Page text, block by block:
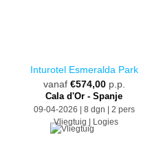
Inturotel Esmeralda Park
vanaf €574,00p.p.
Cala d'Or - Spanje
09-04-2026 | 8 dgn | 2 pers
Vliegtuig | Logies